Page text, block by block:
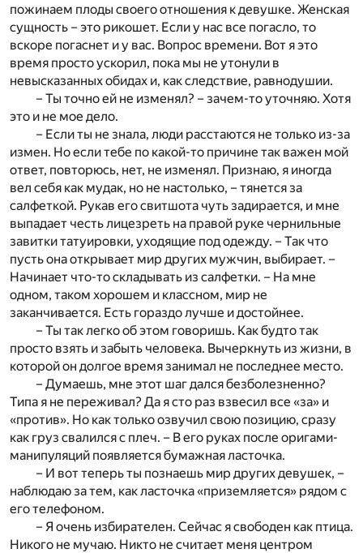
пожинаем плоды своего отношения к девушке. Женская
сущность – это рикошет. Если у нас все погасло, то
вскоре погаснет и у вас. Вопрос времени. Вот я это
время просто ускорил, пока мы не утонули в
невысказанных обидах и, как следствие, равнодушии.
– Ты точно ей не изменял? – зачем-то уточняю. Хотя
это и не мое дело.
– Если ты не знала, люди расстаются не только из-за
измен. Но если тебе по какой-то причине так важен мой
ответ, повторюсь, нет, не изменял. Признаю, я иногда
вел себя как мудак, но не настолько, – тянется за
салфеткой. Рукав его свитшота чуть задирается, и мне
выпадает честь лицезреть на правой руке чернильные
завитки татуировки, уходящие под одежду. – Так что
пусть она открывает мир других мужчин, выбирает. –
Начинает что-то складывать из салфетки. – На мне
одном, таком хорошем и классном, мир не
заканчивается. Есть гораздо лучше и достойнее.
– Ты так легко об этом говоришь. Как будто так
просто взять и забыть человека. Вычеркнуть из жизни, в
которой он долгое время занимал не последнее место.
– Думаешь, мне этот шаг дался безболезненно?
Типа я не переживал? Да я сто раз взвесил все «за» и
«против». Но как только озвучил свою позицию, сразу
как груз свалился с плеч. – В его руках после оригами-
манипуляций появляется бумажная ласточка.
– И вот теперь ты познаешь мир других девушек, –
наблюдаю за тем, как ласточка «приземляется» рядом с
его телефоном.
– Я очень избирателен. Сейчас я свободен как птица.
Никого не мучаю. Никто не считает меня центром